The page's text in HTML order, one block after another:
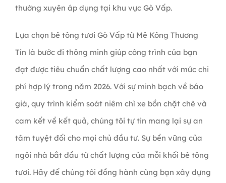
thường xuyên áp dụng tại khu vực Gò Vấp.
Lựa chọn bê tông tươi Gò Vấp từ Mê Kông Thương
Tín là bước đi thông minh giúp công trình của bạn
đạt được tiêu chuẩn chất lượng cao nhất với mức chi
phí hợp lý trong năm 2026. Với sự minh bạch về báo
giá, quy trình kiểm soát niêm chì xe bồn chặt chẽ và
cam kết về kết quả, chúng tôi tự tin mang lại sự an
tâm tuyệt đối cho mọi chủ đầu tư. Sự bền vững của
ngôi nhà bắt đầu từ chất lượng của mỗi khối bê tông
tươi. Hãy để chúng tôi đồng hành cùng bạn xây dựng